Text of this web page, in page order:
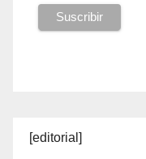
[editorial]